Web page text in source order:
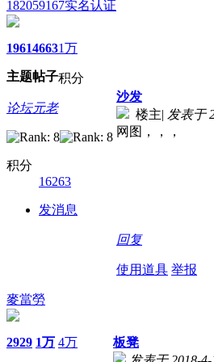
182059167实名认证
1961
主题
4663
帖子
1万
积分
论坛元老
积分
16263
发消息
沙发
楼主| 发表于
网图，，，
回复
使用道具 举报
麥當勞
2929 1万 4万
板凳